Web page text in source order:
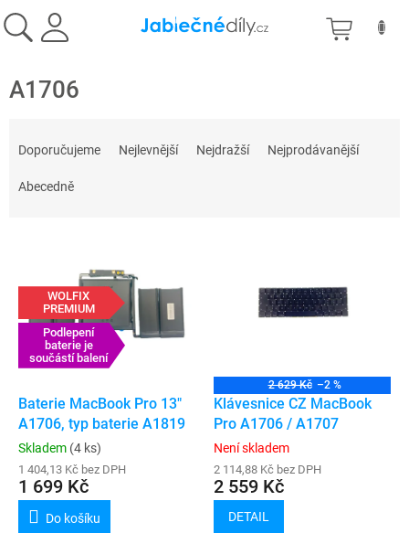
na
obsah
A1706
Doporučujeme Nejlevnější Nejdražší Nejprodávanější
Abecedně
WOLFIX
PREMIUM
Podlepení
baterie je
součástí balení
Baterie MacBook Pro 13"
A1706, typ baterie A1819
Skladem (4 ks)
1 404,13 Kč bez DPH
1 699 Kč
Do košíku
2 629 Kč –2 %
Klávesnice CZ MacBook
Pro A1706 / A1707
Není skladem
2 114,88 Kč bez DPH
2 559 Kč
DETAIL